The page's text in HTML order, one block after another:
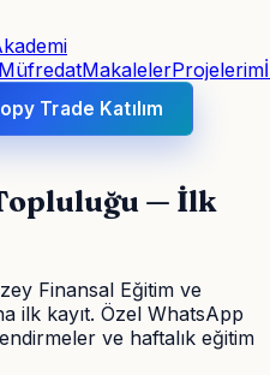
MüfredatMakalelerProjelerim
Trade Katılım
— İlk
Finansal Eğitim ve
ilk kayıt. Özel WhatsApp
ve haftalık eğitim